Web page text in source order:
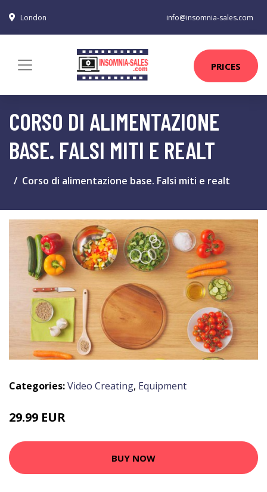
London info@insomnia-sales.com
PRICES
CORSO DI ALIMENTAZIONE
BASE. FALSI MITI E REALT
Corso di alimentazione base. Falsi miti e realt
Categories:Video Creating, Equipment
29.99 EUR
BUY NOW